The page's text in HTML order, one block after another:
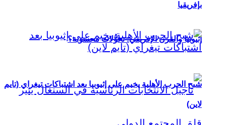
إثيوبيا والقرن الإفريقي: تحوُّلات محسوبة؟
بإفريقيا
شبح الحرب الأهلية يخيم على إثيوبيا بعد اشتباكات تيغراي (تايم
لاين)